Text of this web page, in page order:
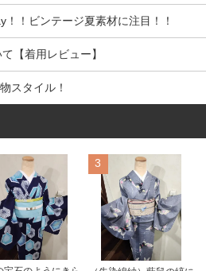
！ビンテージ夏素材に注目！！
【着用レビュー】
スタイル！
3